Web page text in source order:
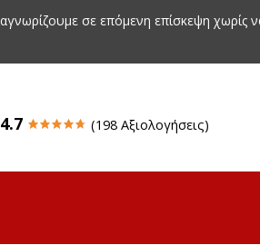
σε επόμενη επίσκεψη χωρίς
4.7 (198 Αξιολογήσεις)